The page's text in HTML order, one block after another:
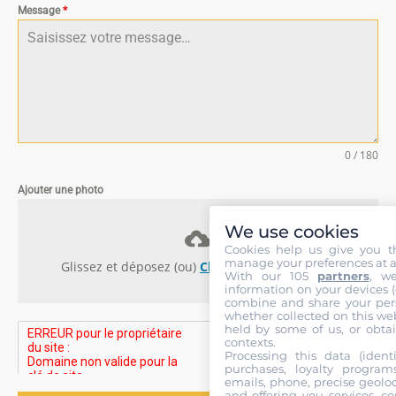
Message*
0 / 180
Ajouter une photo
Glissez et déposez (ou) Choisissez des fichiers
We use cookies
Cookies help us give you
manage your preferences at
With our 105 partners,
information on your devices
combine and share your
whether collected on this
held by some of us, or
contexts.
Processing this data
purchases, loyalty
emails, phone, precise